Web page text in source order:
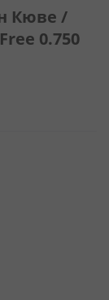
Кюве /
0.750